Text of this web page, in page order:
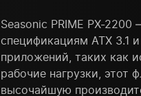
Seasonic PRIME PX-
спецификациям ATX 3.1
приложений, таких как
рабочие нагрузки, этот
высочайшую